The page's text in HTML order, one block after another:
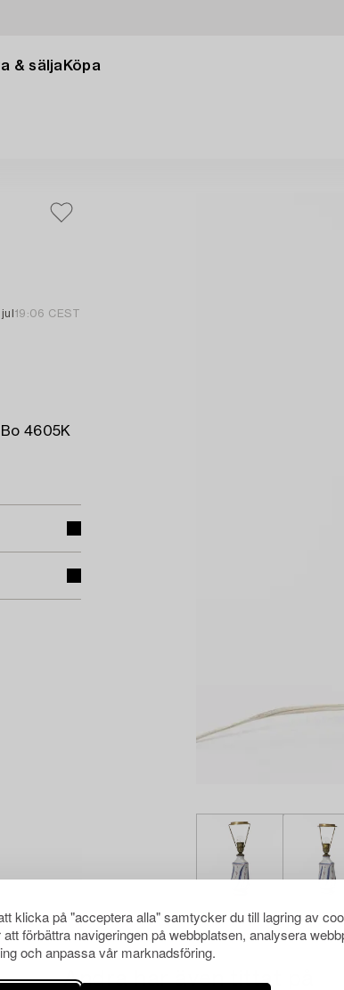
klicka på "acceptera alla" samtycker du till lagring av
att förbättra navigeringen på webbplatsen, analysera
och anpassa vår marknadsföring.
& sälja Köpa
19:06 CEST
4605K
Andra har även tittat på